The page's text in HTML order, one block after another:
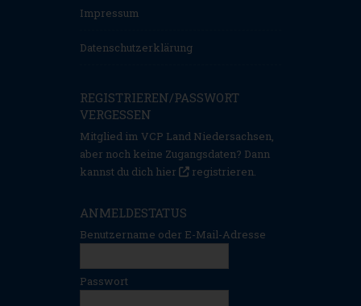
Impressum
Datenschutzerklärung
REGISTRIEREN/PASSWORT
VERGESSEN
Mitglied im VCP Land Niedersachsen,
aber noch keine Zugangsdaten? Dann
kannst du dich hier
registrieren.
ANMELDESTATUS
Benutzername oder E-Mail-Adresse
Passwort